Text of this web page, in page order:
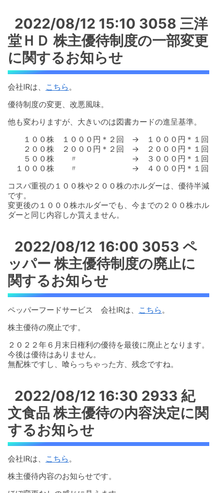
2022/08/12 15:10 3058 三洋
堂ＨＤ 株主優待制度の一部変更
に関するお知らせ
会社IRは、 こちら 。
優待制度の変更、改悪風味。
他も変わりますが、大きいのは図書カードの進呈基準。
１００株 １０００円＊２回 → １０００円＊１回
２００株 ２０００円＊２回 → ２０００円＊１回
５００株 〃 → ３０００円＊１回
１０００株 〃 → ４０００円＊１回
コスパ重視の１００株や２００株のホルダーは、優待半減
です。
変更後の１０００株ホルダーでも、今までの２００株ホル
ダーと同じ内容しか貰えません。
2022/08/12 16:00 3053 ペ
ッパー 株主優待制度の廃止に
関するお知らせ
ペッパーフードサービス 会社IRは、 こちら 。
株主優待の廃止です。
２０２２年６月末日権利の優待を最後に廃止となります。
今後は優待はありません。
無配株ですし、喰らっちゃった方、残念ですね。
2022/08/12 16:30 2933 紀
文食品 株主優待の内容決定に関
するお知らせ
会社IRは、 こちら。
株主優待内容のお知らせです。